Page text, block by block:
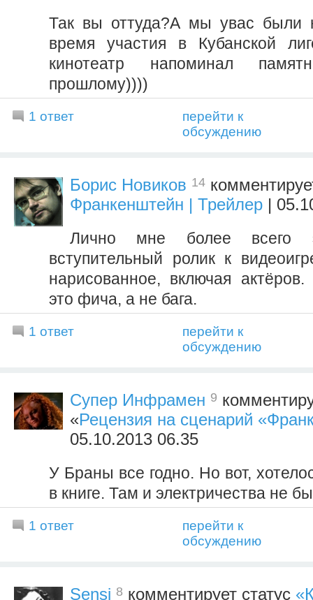
Так вы оттуда?А мы увас были
время участия в Кубанской
кинотеатр напоминал
прошлому))))
1 ответ
перейти к
обсуждению
Борис Новиков 14
Франкенштейн | Трейлер |
Лично мне более всего
вступительный ролик к
нарисованное, включая
это фича, а не бага.
1 ответ
перейти к
обсуждению
Супер Инфрамен 9
«Рецензия на сценарий
05.10.2013 06.35
У Браны все годно. Но вот,
в книге. Там и электричества не
1 ответ
перейти к
обсуждению
Sensi 8 комментирует статус